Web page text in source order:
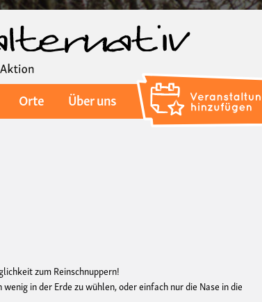
Inhalt
Orte
Über uns
zum Reinschnuppern!
in der Erde zu wühlen, oder einfach nur die Nase in die